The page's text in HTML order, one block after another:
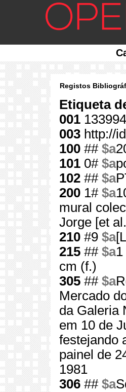
Registos
Etiqueta
001
003 http://
100 ## $a
101 0# $a
102 ## $a
200 1# $a
mural
Jorge [et
210 #9 $a
215 ## $a1
cm (f.)
305 ## $a
Mercado
da Galeria
em 10 de
festejando
painel de
1981
306 ## $a